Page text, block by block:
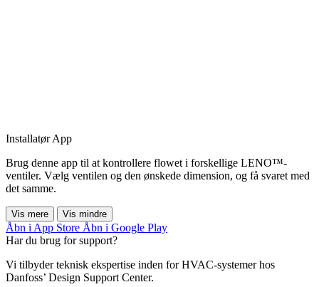
Installatør App
Brug denne app til at kontrollere flowet i forskellige LENO™-
ventiler. Vælg ventilen og den ønskede dimension, og få svaret med
det samme.
Vis mere Vis mindre
Åbn i App Store Åbn i Google Play
Har du brug for support?
Vi tilbyder teknisk ekspertise inden for HVAC-systemer hos
Danfoss’ Design Support Center.